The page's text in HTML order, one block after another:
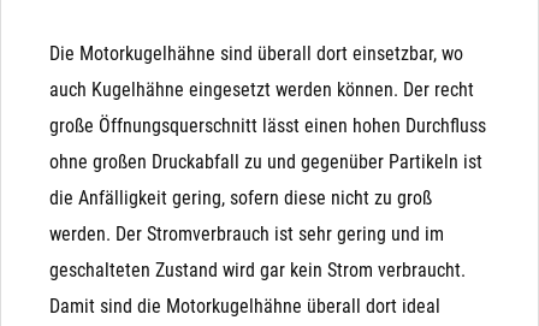
halten Differenzdruck nur in Flussrichtung. Entsteht ein
Gegendruck, der höher, als der Eingangsdruck ist (z.B.
nach dem Befüllen eines Behälters), drückt dieser das
Magnetventil wieder auf. Der Kugelhahn hingegen ist
nach Betätigung in beiden Richtungen dicht.
Unterdruck: Bei Unterdruck (Saugen auf der
Ausgangsseite) wird die Funktion schwer vorhersagbar.
Die Motorkugelhähne sind überall dort einsetzbar, wo
auch Kugelhähne eingesetzt werden können. Der recht
große Öffnungsquerschnitt lässt einen hohen Durchfluss
ohne großen Druckabfall zu und gegenüber Partikeln ist
die Anfälligkeit gering, sofern diese nicht zu groß
werden. Der Stromverbrauch ist sehr gering und im
geschalteten Zustand wird gar kein Strom verbraucht.
Damit sind die Motorkugelhähne überall dort ideal